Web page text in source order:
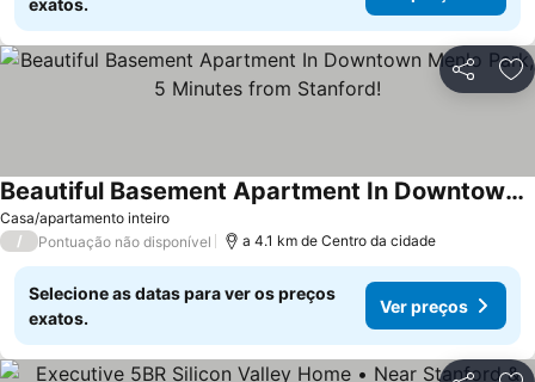
exatos.
Partilhar
Casa/apartamento inteiro
Beautiful Basement Apartment In Downtown Menlo Park, 5 Minutes from Stanford!
/ Pontuação não disponível a 4.1 km de Centro da cidade
Selecione as datas para ver os preços
exatos.
Ver preços